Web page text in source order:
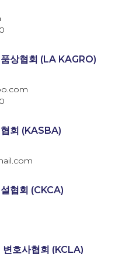
상협회 (LA KAGRO)
회 (KASBA)
협회 (CKCA)
변호사협회 (KCLA)